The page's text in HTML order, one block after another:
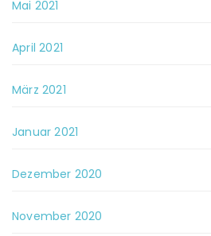
Mai 2021
April 2021
März 2021
Januar 2021
Dezember 2020
November 2020